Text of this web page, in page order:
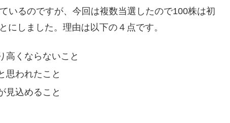
いるのですが、今回は複数当選したので100株は初
しました。理由は以下の４点です。
高くならないこと
思われたこと
見込めること